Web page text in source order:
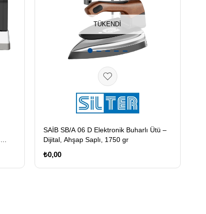
TÜKENDI
SAİB SB/A 06 D Elektronik Buharlı Ütü –
Dijital, Ahşap Saplı, 1750 gr
₺0,00